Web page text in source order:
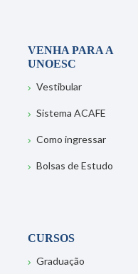
VENHA PARA A
UNOESC
Vestibular
Sistema ACAFE
Como ingressar
Bolsas de Estudo
CURSOS
Graduação